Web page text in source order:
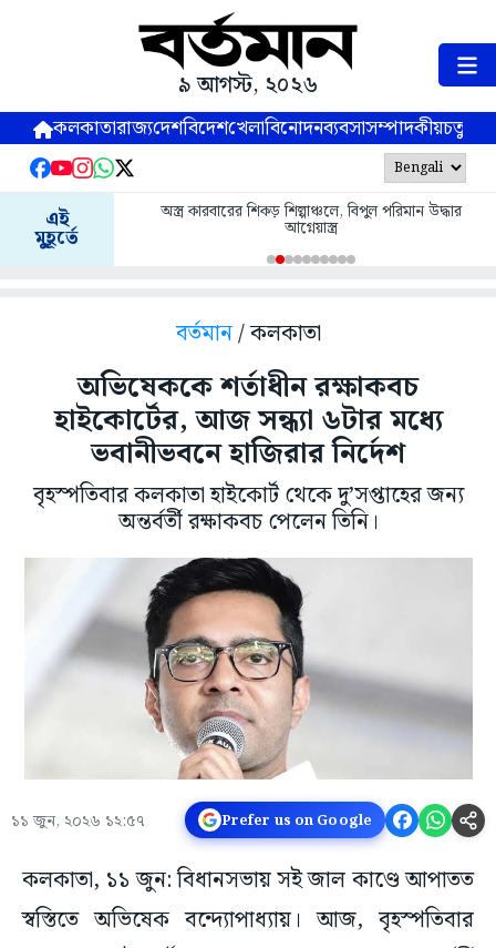
৯ আগস্ট, ২০২৬
কলকাতারাজ্যদেশবিদেশখেলাবিনোদনব্যবসাসম্পাদকীয়
এই
মুহূর্তে
অস্ত্র কারবারের শিকড় শিল্পাঞ্চলে, বিপুল পরিমান উদ্ধার
আগ্নেয়াস্ত্র
বর্তমান/ কলকাতা
অভিষেককে শর্তাধীন রক্ষাকবচ
হাইকোর্টের, আজ সন্ধ্যা ৬টার মধ্যে
ভবানীভবনে হাজিরার নির্দেশ
বৃহস্পতিবার কলকাতা হাইকোর্ট থেকে দু’সপ্তাহের জন্য
অন্তর্বর্তী রক্ষাকবচ পেলেন তিনি।
১১ জুন, ২০২৬ ১২:৫৭ Prefer us on Google
কলকাতা, ১১ জুন: বিধানসভায় সই জাল কাণ্ডে আপাতত
স্বস্তিতে অভিষেক বন্দ্যোপাধ্যায়। আজ, বৃহস্পতিবার